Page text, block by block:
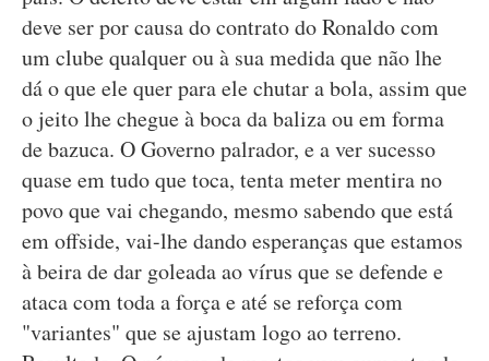
deve ser por causa do contrato do Ronaldo com
um clube qualquer ou à sua medida que não lhe
dá o que ele quer para ele chutar a bola, assim que
o jeito lhe chegue à boca da baliza ou em forma
de bazuca. O Governo palrador, e a ver sucesso
quase em tudo que toca, tenta meter mentira no
povo que vai chegando, mesmo sabendo que está
em offside, vai-lhe dando esperanças que estamos
à beira de dar goleada ao vírus que se defende e
ataca com toda a força e até se reforça com
"variantes" que se ajustam logo ao terreno.